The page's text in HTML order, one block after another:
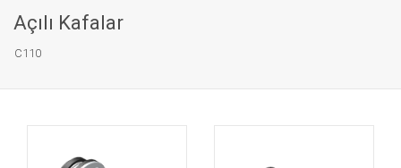
Açılı Kafalar
C110